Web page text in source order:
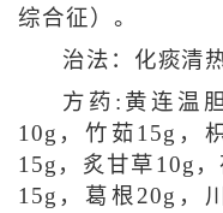
综合征）。
治法：化痰清
方药:黄连温
10g，竹茹15g，
15g，炙甘草10g
15g，葛根20g，